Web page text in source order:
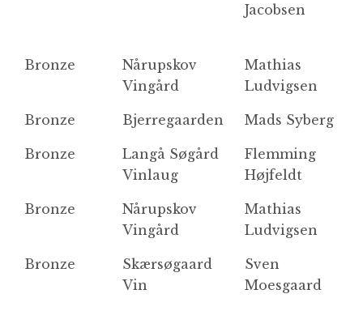
Jacobsen
Bronze
Nårupskov
Vingård
Mathias
Ludvigsen
Bronze Bjerregaarden Mads Syberg
Bronze
Langå Søgård
Vinlaug
Flemming
Højfeldt
Bronze
Nårupskov
Vingård
Mathias
Ludvigsen
Bronze
Skærsøgaard
Vin
Sven
Moesgaard